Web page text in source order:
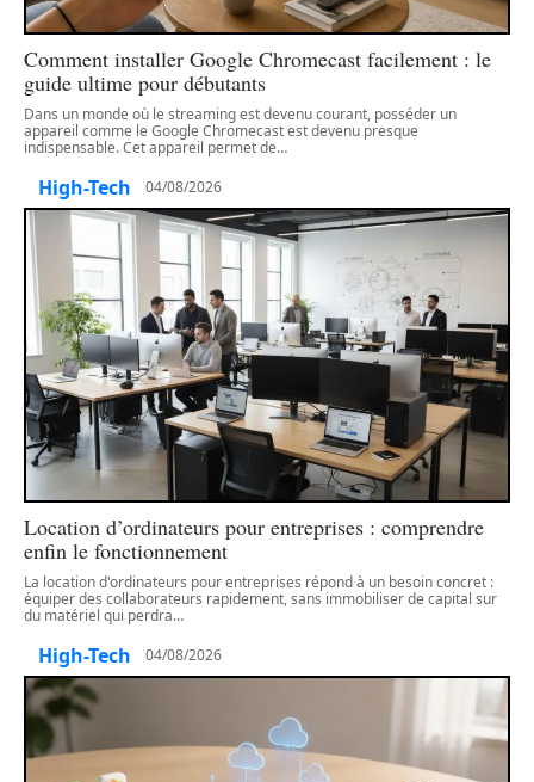
Comment installer Google Chromecast facilement : le
guide ultime pour débutants
Dans un monde où le streaming est devenu courant, posséder un
appareil comme le Google Chromecast est devenu presque
indispensable. Cet appareil permet de…
High-Tech 04/08/2026
Location d’ordinateurs pour entreprises : comprendre
enfin le fonctionnement
La location d'ordinateurs pour entreprises répond à un besoin concret :
équiper des collaborateurs rapidement, sans immobiliser de capital sur
du matériel qui perdra…
High-Tech 04/08/2026